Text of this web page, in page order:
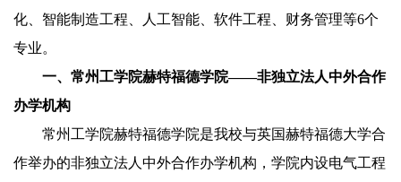
化、智能制造工程、人工智能、软件工程、财务管理等6个
专业。
一、常州工学院赫特福德学院——非独立法人中外合作
办学机构
常州工学院赫特福德学院是我校与英国赫特福德大学合
作举办的非独立法人中外合作办学机构，学院内设电气工程